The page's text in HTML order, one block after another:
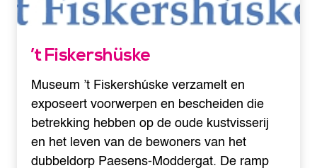
’t Fiskershüske
Museum ’t Fiskershúske verzamelt en
exposeert voorwerpen en bescheiden die
betrekking hebben op de oude kustvisserij
en het leven van de bewoners van het
dubbeldorp Paesens-Moddergat. De ramp